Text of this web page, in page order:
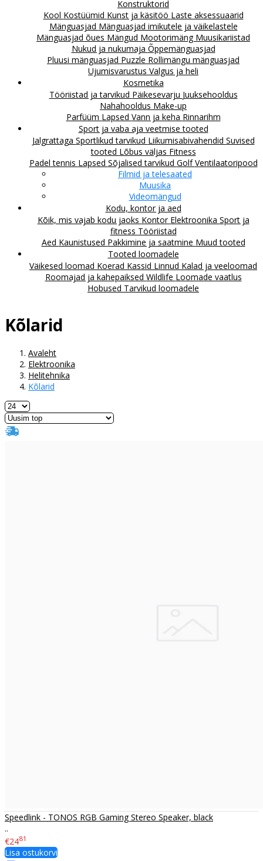
Konstruktorid
Kool Kostüümid Kunst ja käsitöö Laste aksessuaarid
Mänguasjad Mänguasjad imikutele ja väikelastele
Mänguasjad õues Mängud Mootorimäng Muusikariistad
Nukud ja nukumaja Õppemänguasjad
Pluusi mänguasjad Puzzle Rollimängu mänguasjad
Ujumisvarustus Valgus ja heli
Kosmetika
Tööriistad ja tarvikud Päikesevarju Juuksehooldus
Nahahooldus Make-up
Parfüüm Lapsed Vann ja keha Rinnarihm
Sport ja vaba aja veetmise tooted
Jalgrattaga Sportlikud tarvikud Liikumisabivahendid Suvised
tooted Lõbus väljas Fitness
Padel tennis Lapsed Sõjalised tarvikud GolfVentilaatoripood
Filmid ja telesaated
Muusika
Videomängud
Kodu, kontor ja aed
Kõik, mis vajab kodu jaoks Kontor Elektroonika Sport ja
fitness Tööriistad
Aed Kaunistused Pakkimine ja saatmine Muud tooted
Tooted loomadele
Väikesed loomad Koerad Kassid Linnud Kalad ja veeloomad
Roomajad ja kahepaiksed Wildlife Loomade vaatlus
Hobused Tarvikud loomadele
Kõlarid
Avaleht
Elektroonika
Helitehnika
Kõlarid
Speedlink - TONOS RGB Gaming Stereo Speaker, black
..
€2481
Lisa ostukorvi